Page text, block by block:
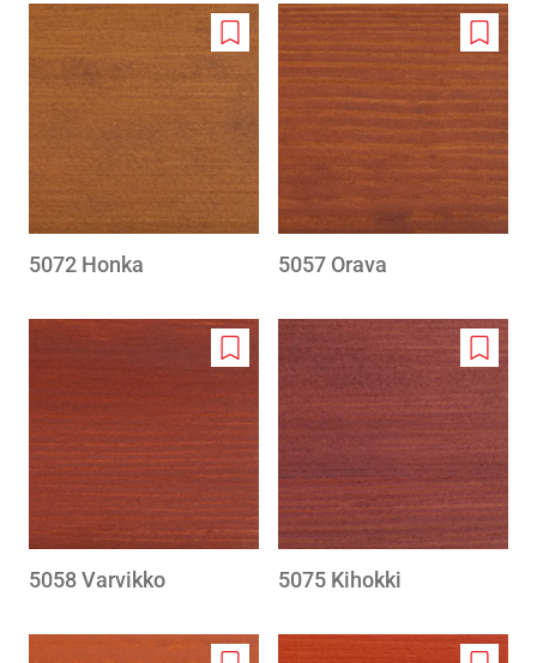
Add
to
wishlist
5072 Honka
Add
to
5057 Orava
Add
wishlist
5058 Varvikko
Add
to
5075 Kihokki